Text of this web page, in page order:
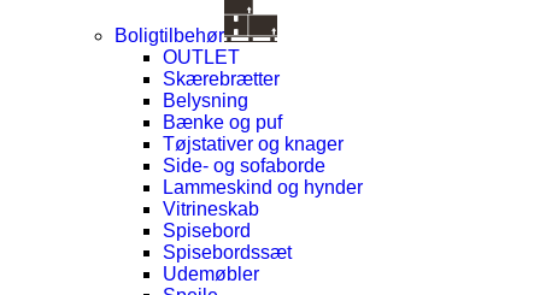
Boligtilbehør
OUTLET
Skærebrætter
Belysning
Bænke og puf
Tøjstativer og knager
Side- og sofaborde
Lammeskind og hynder
Vitrineskab
Spisebord
Spisebordssæt
Udemøbler